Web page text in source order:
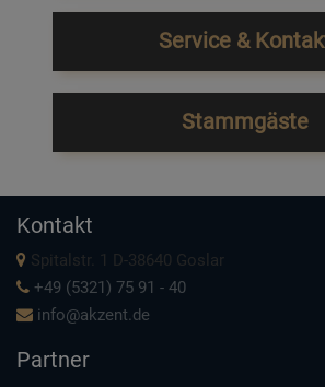
Service &
Stammgäste
Kontakt
Spitalstr. 1 D-38640 Goslar
+49 (5321) 75 91 - 40
info@akzent.de
Partner